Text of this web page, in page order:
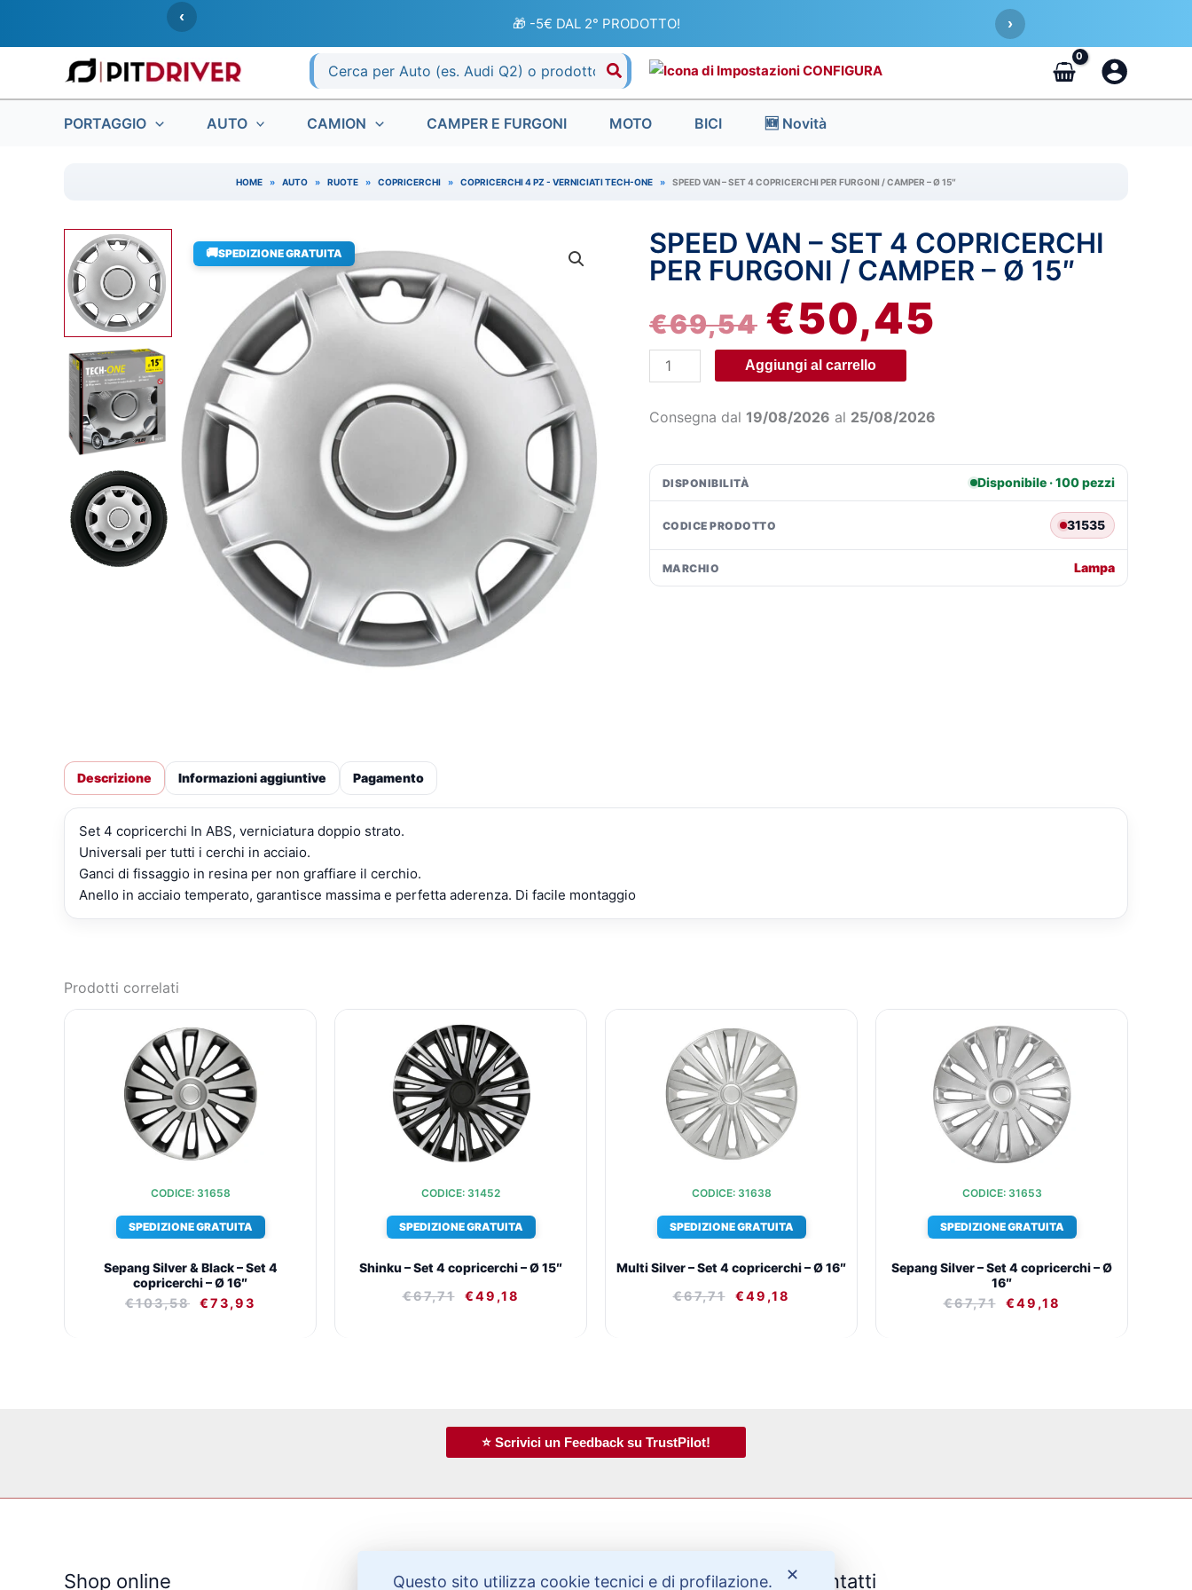
‹ 🎁 -5€ DAL 2° PRODOTTO! ›
Ricerca
per:
CONFIGURA
PORTAGGIO AUTO CAMION CAMPER E FURGONI MOTO BICI 🆕 Novità
HOME » AUTO » RUOTE » COPRICERCHI » COPRICERCHI 4 PZ - VERNICIATI TECH-ONE » SPEED VAN – SET 4 COPRICERCHI PER FURGONI / CAMPER – Ø 15″
🚚SPEDIZIONE GRATUITA
SPEED VAN – SET 4 COPRICERCHI
PER FURGONI / CAMPER – Ø 15″
€69,54
IL
PREZZO
ORIGINALE
ERA:
€69,54.
€50,45
IL
PREZZO
Speed
Van
-
4
copricerchi
per
/
-
Aggiungi al carrello
Consegna dal 19/08/2026 al 25/08/2026
DISPONIBILITÀ Disponibile · 100 pezzi
CODICE PRODOTTO 31535
MARCHIO Lampa
Descrizione Informazioni aggiuntive Pagamento
Set 4 copricerchi In ABS, verniciatura doppio strato.
Universali per tutti i cerchi in acciaio.
Ganci di fissaggio in resina per non graffiare il cerchio.
Anello in acciaio temperato, garantisce massima e perfetta aderenza. Di facile montaggio
Prodotti correlati
CODICE: 31658
SPEDIZIONE GRATUITA
Sepang Silver & Black – Set 4
copricerchi – Ø 16″
€103,58
PREZZO
ORIGINALE
ERA:
€103,58.
€73,93
€73,93.
CODICE: 31452
SPEDIZIONE GRATUITA
Shinku – Set 4 copricerchi – Ø 15″
€67,71
PREZZO
ORIGINALE
ERA:
€67,71.
€49,18
È:
€49,18.
CODICE: 31638
SPEDIZIONE GRATUITA
Multi Silver – Set 4 copricerchi – Ø 16″
€67,71
PREZZO
ORIGINALE
ERA:
€67,71.
€49,18
È:
€49,18.
CODICE: 31653
SPEDIZIONE GRATUITA
Sepang Silver – Set 4 copricerchi – Ø
16″
€67,71
PREZZO
ORIGINALE
ERA:
€67,71.
€49,18
È:
€49,18.
⭐ Scrivici un Feedback su TrustPilot!
Shop online Bisogno di aiuto? Contatti
✕
Questo sito utilizza cookie tecnici e di profilazione.